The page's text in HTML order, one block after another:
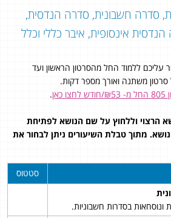
סדרה חשבונית, סדרה הנדסית,
אינסופית, איבר כללי וכלל
עליכם ללמוד החל מהסרטון הראשון ועד
סרטון משתנה ואורך מספר דקות.
.
הרצוי וללחוץ על שם הנושא לפתיחת
מתוך טבלת השיעורים ניתן לבחור את
סטטוס
בסדרות חשבוניות.